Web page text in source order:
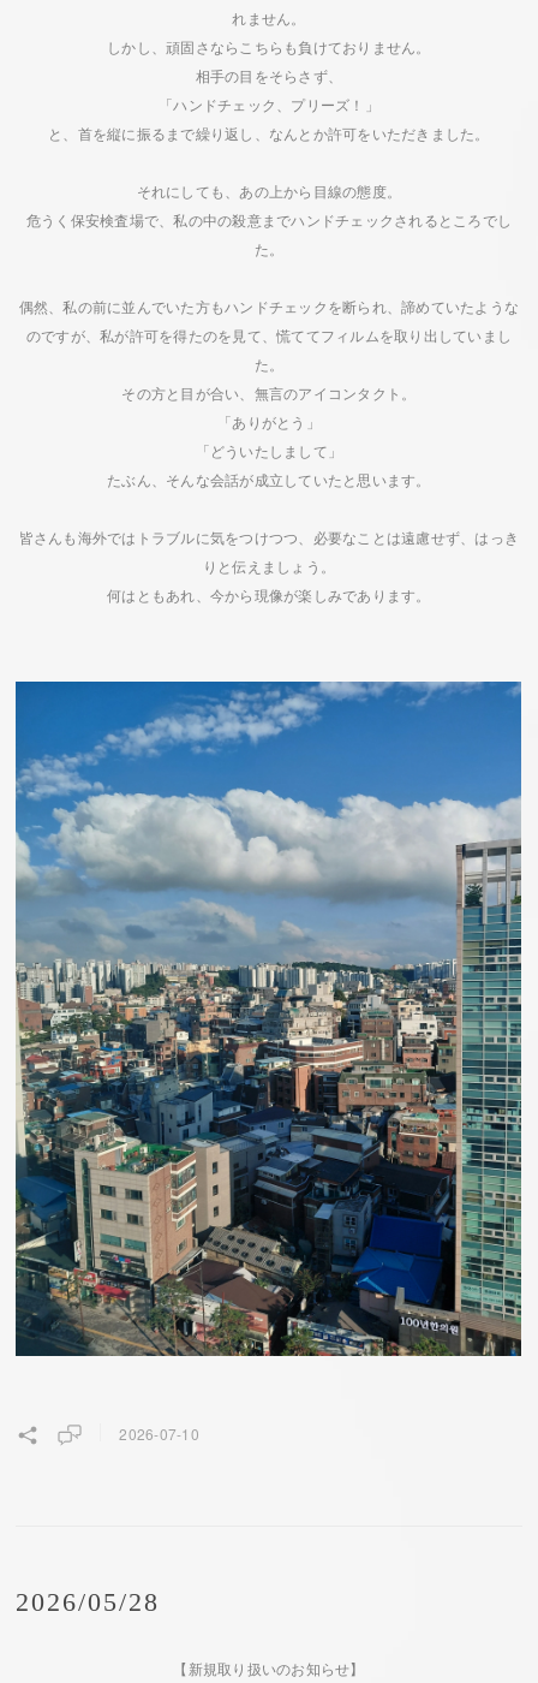
れません。
しかし、頑固さならこちらも負けておりません。
相手の目をそらさず、
「ハンドチェック、プリーズ！」
と、首を縦に振るまで繰り返し、なんとか許可をいただきました。
それにしても、あの上から目線の態度。
危うく保安検査場で、私の中の殺意までハンドチェックされるところでし
た。
偶然、私の前に並んでいた方もハンドチェックを断られ、諦めていたような
のですが、私が許可を得たのを見て、慌ててフィルムを取り出していまし
た。
その方と目が合い、無言のアイコンタクト。
「ありがとう」
「どういたしまして」
たぶん、そんな会話が成立していたと思います。
皆さんも海外ではトラブルに気をつけつつ、必要なことは遠慮せず、はっき
りと伝えましょう。
何はともあれ、今から現像が楽しみであります。
2026-07-10
2026/05/28
【新規取り扱いのお知らせ】